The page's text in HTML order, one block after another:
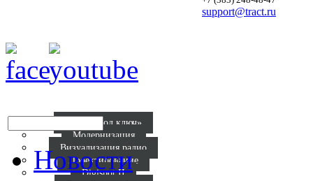
support@tract.ru
Радио «под ключ»
Модернизация
Визуализация радио
Проектирование
Digispot II
Новости